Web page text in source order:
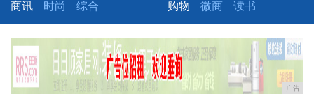
商讯 时尚 综合 购物 微商 读书
广告